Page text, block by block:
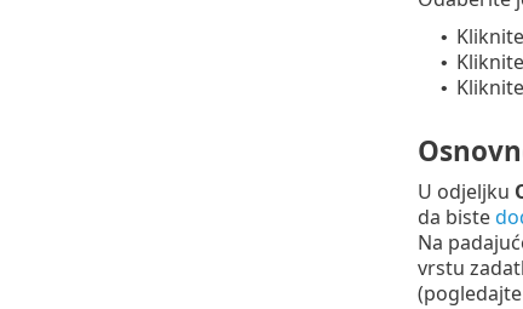
• Kliknite
• Kliknite
•
U odjeljku
da biste
Na
vrstu
(pogledajte